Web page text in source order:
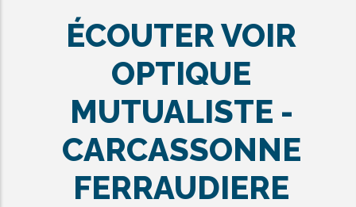
ÉCOUTER VOIR
OPTIQUE
MUTUALISTE -
CARCASSONNE
FERRAUDIERE